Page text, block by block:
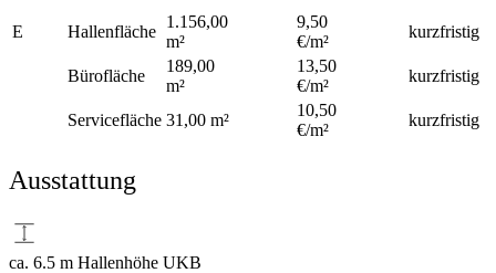
E Hallenfläche
1.156,00
m²
9,50
€/m²
kurzfristig
Bürofläche
189,00
m²
13,50
€/m²
kurzfristig
Servicefläche 31,00 m²
10,50
€/m²
kurzfristig
Ausstattung
ca. 6.5 m Hallenhöhe UKB